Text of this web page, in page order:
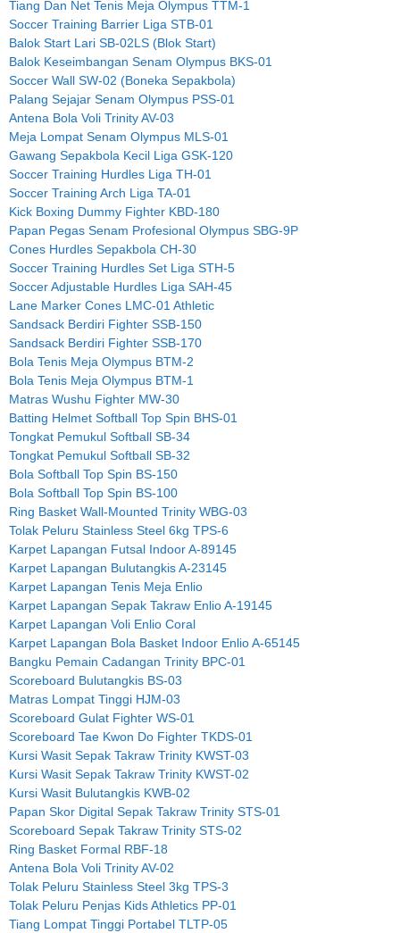
Tiang Dan Net Tenis Meja Olympus TTM-1
Soccer Training Barrier Liga STB-01
Balok Start Lari SB-02LS (Blok Start)
Balok Keseimbangan Senam Olympus BKS-01
Soccer Wall SW-02 (Boneka Sepakbola)
Palang Sejajar Senam Olympus PSS-01
Antena Bola Voli Trinity AV-03
Meja Lompat Senam Olympus MLS-01
Gawang Sepakbola Kecil Liga GSK-120
Soccer Training Hurdles Liga TH-01
Soccer Training Arch Liga TA-01
Kick Boxing Dummy Fighter KBD-180
Papan Pegas Senam Profesional Olympus SBG-9P
Cones Hurdles Sepakbola CH-30
Soccer Training Hurdles Set Liga STH-5
Soccer Adjustable Hurdles Liga SAH-45
Lane Marker Cones LMC-01 Athletic
Sandsack Berdiri Fighter SSB-150
Sandsack Berdiri Fighter SSB-170
Bola Tenis Meja Olympus BTM-2
Bola Tenis Meja Olympus BTM-1
Matras Wushu Fighter MW-30
Batting Helmet Softball Top Spin BHS-01
Tongkat Pemukul Softball SB-34
Tongkat Pemukul Softball SB-32
Bola Softball Top Spin BS-150
Bola Softball Top Spin BS-100
Ring Basket Wall-Mounted Trinity WBG-03
Tolak Peluru Stainless Steel 6kg TPS-6
Karpet Lapangan Futsal Indoor A-89145
Karpet Lapangan Bulutangkis A-23145
Karpet Lapangan Tenis Meja Enlio
Karpet Lapangan Sepak Takraw Enlio A-19145
Karpet Lapangan Voli Enlio Coral
Karpet Lapangan Bola Basket Indoor Enlio A-65145
Bangku Pemain Cadangan Trinity BPC-01
Scoreboard Bulutangkis BS-03
Matras Lompat Tinggi HJM-03
Scoreboard Gulat Fighter WS-01
Scoreboard Tae Kwon Do Fighter TKDS-01
Kursi Wasit Sepak Takraw Trinity KWST-03
Kursi Wasit Sepak Takraw Trinity KWST-02
Kursi Wasit Bulutangkis KWB-02
Papan Skor Digital Sepak Takraw Trinity STS-01
Scoreboard Sepak Takraw Trinity STS-02
Ring Basket Formal RBF-18
Antena Bola Voli Trinity AV-02
Tolak Peluru Stainless Steel 3kg TPS-3
Tolak Peluru Penjas Kids Athletics PP-01
Tiang Lompat Tinggi Portabel TLTP-05